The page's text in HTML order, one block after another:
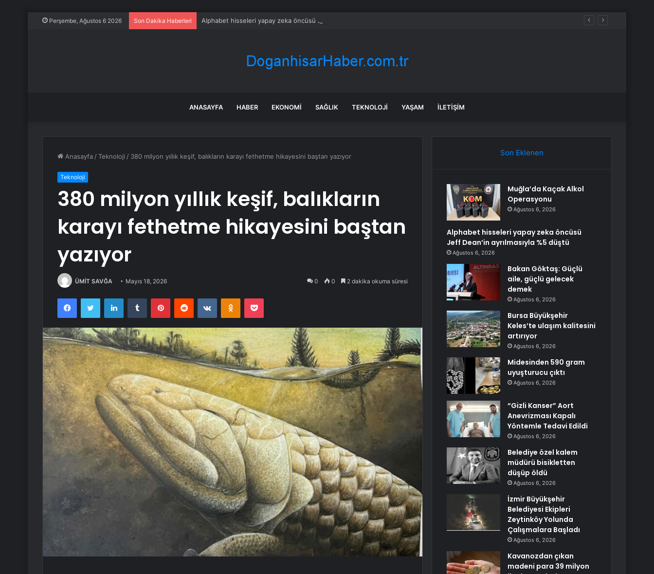
Perşembe, Ağustos 6 2026 Son Dakika Haberleri Alphabet hisseleri yapay zeka öncüsü Jeff Dean’in ayrılmasıyla %5 düştü
ANASAYFA HABER EKONOMI SAĞLIK TEKNOLOJI YAŞAM İLETIŞIM
Anasayfa /Teknoloji / 380 milyon yıllık keşif, balıkların karayı fethetme hikayesini baştan yazıyor
Teknoloji
380 milyon yıllık keşif, balıkların
karayı fethetme hikayesini baştan
yazıyor
ÜMİT SAVĞA Mayıs 18, 2026 0 0 2 dakika okuma süresi
FacebookTwitter LinkedInTumblr PinterestReddit VKontakteOdnoklassniki
Pocket
Son Eklenen
Muğla’da Kaçak Alkol
Operasyonu
Ağustos 6, 2026
Alphabet hisseleri yapay zeka öncüsü
Jeff Dean’in ayrılmasıyla %5 düştü
Ağustos 6, 2026
Bakan Göktaş: Güçlü
aile, güçlü gelecek
demek
Ağustos 6, 2026
Bursa Büyükşehir
Keles’te ulaşım kalitesini
artırıyor
Ağustos 6, 2026
Midesinden 590 gram
uyuşturucu çıktı
Ağustos 6, 2026
“Gizli Kanser” Aort
Anevrizması Kapalı
Yöntemle Tedavi Edildi
Ağustos 6, 2026
Belediye özel kalem
müdürü bisikletten
düşüp öldü
Ağustos 6, 2026
İzmir Büyükşehir
Belediyesi Ekipleri
Zeytinköy Yolunda
Çalışmalara Başladı
Ağustos 6, 2026
Kavanozdan çıkan
madeni para 39 milyon